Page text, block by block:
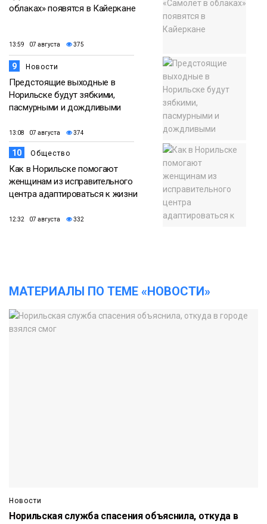
облаках» появятся в Кайеркане
13:59 07 августа 375
9 Новости
Предстоящие выходные в
Норильске будут зябкими,
пасмурными и дождливыми
13:08 07 августа 374
10 Общество
Как в Норильске помогают
женщинам из исправительного
центра адаптироваться к жизни
12:32 07 августа 332
МАТЕРИАЛЫ ПО ТЕМЕ «НОВОСТИ»
Новости
Норильская служба спасения объяснила, откуда в